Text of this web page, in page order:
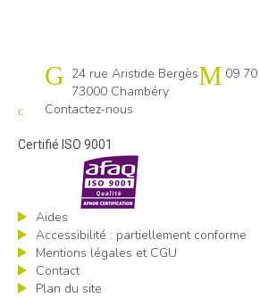
Cap emploi 73-74
24 rue Aristide Bergès
73000 Chambéry
09
Contactez-nous
Certifié ISO 9001
Aides
Accessibilité : partiellement conforme
Mentions légales et CGU
Contact
Plan du site